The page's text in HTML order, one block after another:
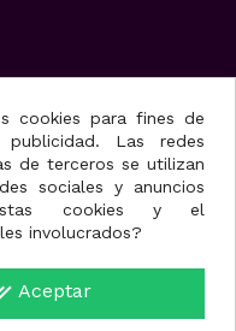
cookies para fines de
Las redes
de terceros se utilizan
sociales y anuncios
estas cookies y el
involucrados?
Aceptar